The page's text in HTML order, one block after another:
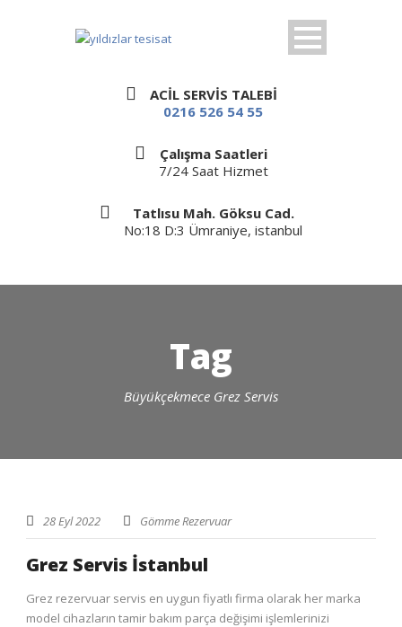
ACİL SERVİS TALEBİ
0216 526 54 55
Çalışma Saatleri
7/24 Saat Hizmet
Tatlısu Mah. Göksu Cad.
No:18 D:3 Ümraniye, istanbul
Tag
Büyükçekmece Grez Servis
28 Eyl 2022 Gömme Rezervuar
Grez Servis İstanbul
Grez rezervuar servis en uygun fiyatlı firma olarak her marka
model cihazların tamir bakım parça değişimi işlemlerinizi